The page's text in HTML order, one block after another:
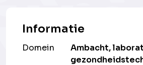
Informatie
Domein
Ambacht,